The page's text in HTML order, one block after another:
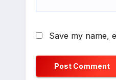
Save my name,